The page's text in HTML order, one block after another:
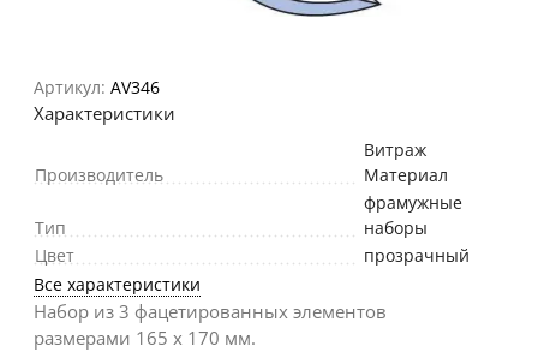
Артикул: AV346
Характеристики
Производитель
Витраж
Материал
Тип
фрамужные
наборы
Цвет
прозрачный
Все характеристики
Набор из 3 фацетированных элементов
размерами 165 х 170 мм.